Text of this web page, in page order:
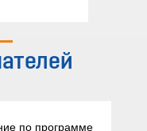
по программе